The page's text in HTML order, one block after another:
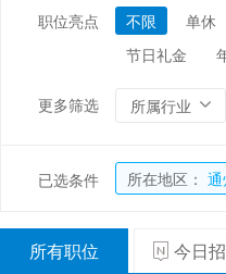
能源/电力/矿产
职位亮点 不限 单休
节日礼金
更多筛选 所属行业
已选条件 所在地区：
所有职位 今日